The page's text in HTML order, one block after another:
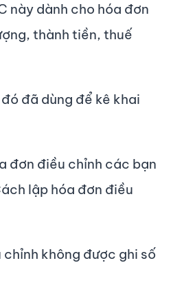
này dành cho hóa đơn
thành tiền, thuế
đã dùng để kê khai
đơn điều chỉnh các bạn
lập hóa đơn điều
chỉnh không được ghi số